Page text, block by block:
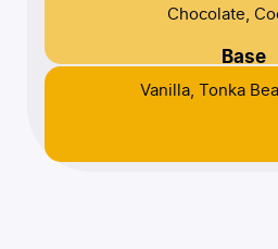
Chocolate,
Base
Vanilla, Tonka